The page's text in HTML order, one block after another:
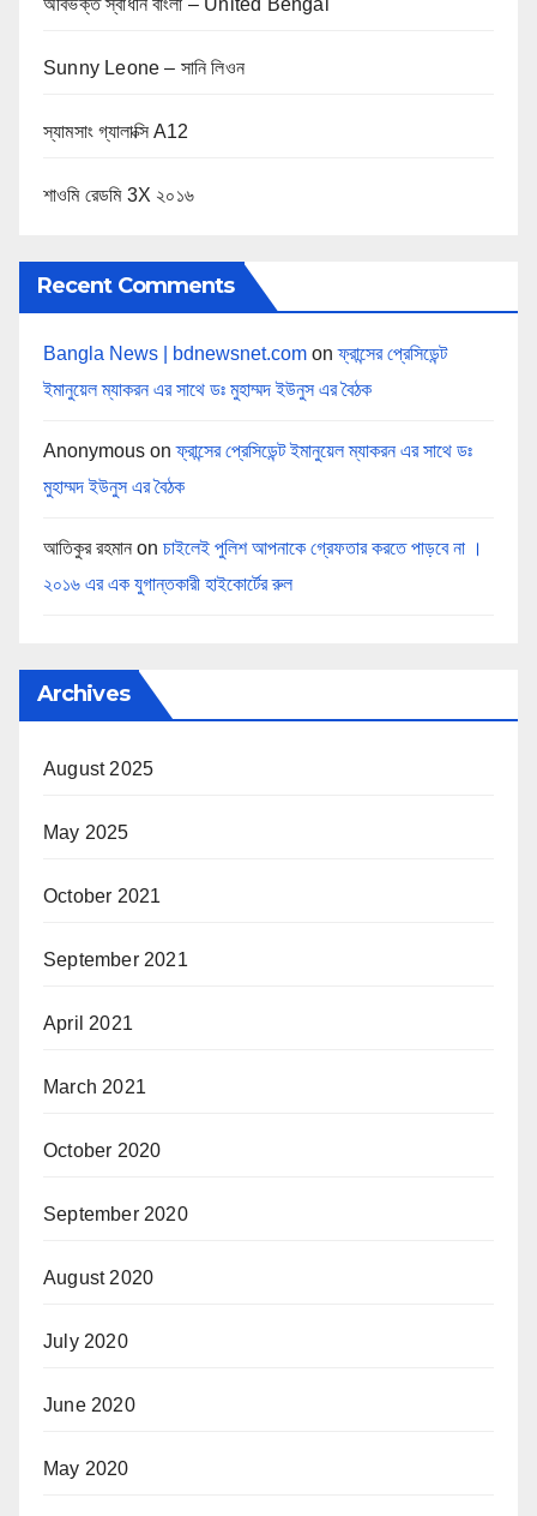
Sunny Leone – সানি লিওন
স্যামসাং গ্যালাক্সি A12
শাওমি রেডমি 3X ২০১৬
Recent Comments
Bangla News | bdnewsnet.com onফ্রান্সের প্রেসিডেন্ট
ইমানুয়েল ম্যাকরন এর সাথে ডঃ মুহাম্মদ ইউনুস এর বৈঠক
Anonymous onফ্রান্সের প্রেসিডেন্ট ইমানুয়েল ম্যাকরন এর সাথে ডঃ
মুহাম্মদ ইউনুস এর বৈঠক
আতিকুর রহমান on চাইলেই পুলিশ আপনাকে গ্রেফতার করতে পাড়বে না ।
২০১৬ এর এক যুগান্তকারী হাইকোর্টের রুল
Archives
August 2025
May 2025
October 2021
September 2021
April 2021
March 2021
October 2020
September 2020
August 2020
July 2020
June 2020
May 2020